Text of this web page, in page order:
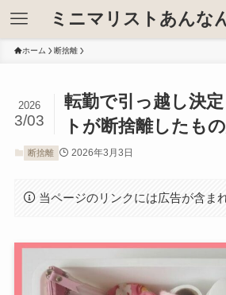
ミニマリストあんな
ホーム 断捨離
転勤で引っ越し決
トが断捨離したも
2026
3/03
断捨離 2026年3月3日
当ページのリンクには広告が含ま